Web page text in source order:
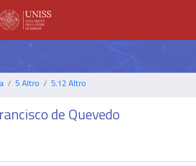
5 Altro 5.12 Altro
de Quevedo